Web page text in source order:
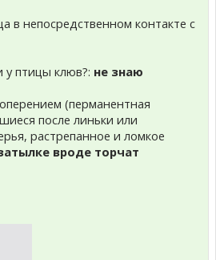
в непосредственном контакте с
у птицы клюв?: не знаю
(перманентная
после линьки или
растрепанное и ломкое
вроде торчат